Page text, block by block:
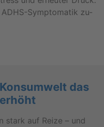
Sym­pto­ma­tik zu­
das
stark auf Reize – und